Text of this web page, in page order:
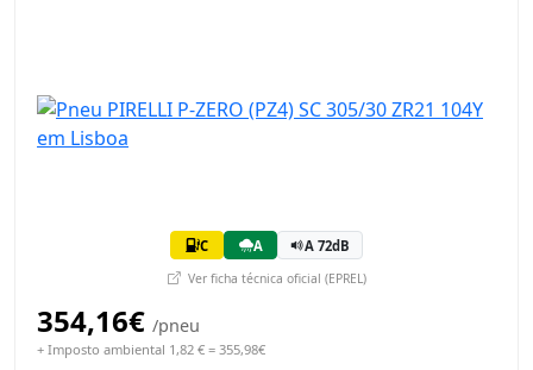
C A A 72dB
Ver ficha técnica oficial (EPREL)
354,16€ /pneu
+ Imposto ambiental 1,82 € = 355,98€